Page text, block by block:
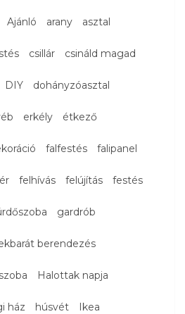
Ajánló arany asztal
csillár csináld magad
DIY dohányzóasztal
erkély étkező
falfestés falipanel
felhívás felújítás festés
gardrób
berendezés
Halottak napja
ház húsvét Ikea